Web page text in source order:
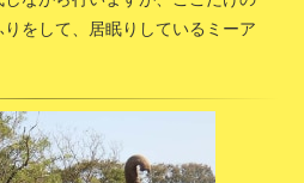
をして、居眠りしているミーア